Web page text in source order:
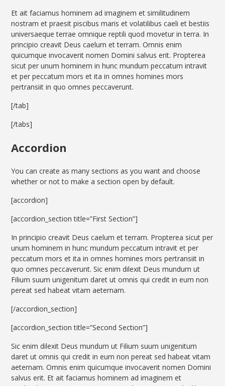
Et ait faciamus hominem ad imaginem et similitudinem
nostram et praesit piscibus maris et volatilibus caeli et bestiis
universaeque terrae omnique reptili quod movetur in terra. In
principio creavit Deus caelum et terram. Omnis enim
quicumque invocaverit nomen Domini salvus erit. Propterea
sicut per unum hominem in hunc mundum peccatum intravit
et per peccatum mors et ita in omnes homines mors
pertransiit in quo omnes peccaverunt.
[/tab]
[/tabs]
Accordion
You can create as many sections as you want and choose
whether or not to make a section open by default.
[accordion]
[accordion_section title=”First Section”]
In principio creavit Deus caelum et terram. Propterea sicut per
unum hominem in hunc mundum peccatum intravit et per
peccatum mors et ita in omnes homines mors pertransiit in
quo omnes peccaverunt. Sic enim dilexit Deus mundum ut
Filium suum unigenitum daret ut omnis qui credit in eum non
pereat sed habeat vitam aeternam.
[/accordion_section]
[accordion_section title=”Second Section”]
Sic enim dilexit Deus mundum ut Filium suum unigenitum
daret ut omnis qui credit in eum non pereat sed habeat vitam
aeternam. Omnis enim quicumque invocaverit nomen Domini
salvus erit. Et ait faciamus hominem ad imaginem et